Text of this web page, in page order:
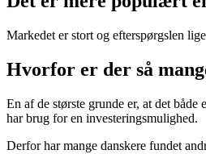
Markedet er stort og efterspørgslen
Hvorfor er der så
En af de største grunde er, at det
har brug for en investeringsmulighed.
Derfor har mange danskere fundet